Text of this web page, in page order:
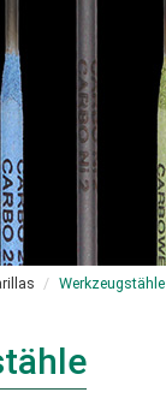
Werkzeugstähle